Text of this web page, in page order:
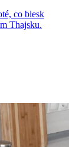
co blesk
Thajsku.